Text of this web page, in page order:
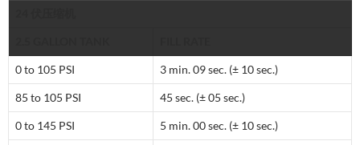
0 to 105 PSI 3 min. 09 sec. (± 10 sec.)
85 to 105 PSI 45 sec. (± 05 sec.)
0 to 145 PSI 5 min. 00 sec. (± 10 sec.)